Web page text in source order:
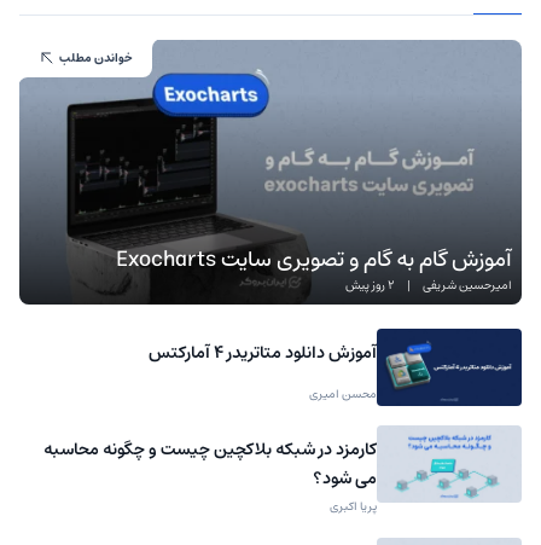
آموزش گام به گام و تصویری سایت Exocharts
امیرحسین شریفی | 2 روز پیش
خواندن مطلب
آموزش دانلود متاتریدر 4 آمارکتس
محسن امیری
کارمزد در شبکه بلاکچین چیست و چگونه محاسبه
می شود؟
پریا اکبری